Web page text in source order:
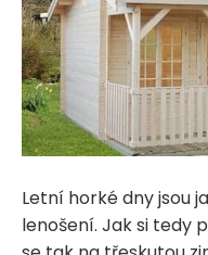
Letní horké dny jsou
lenošení. Jak si tedy